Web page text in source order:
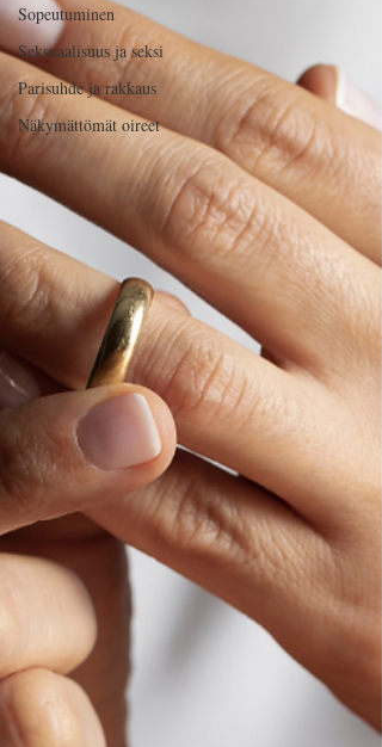
Sopeutuminen
Seksuaalisuus ja seksi
Parisuhde ja rakkaus
Näkymättömät oireet